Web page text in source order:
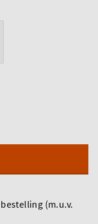
(m.u.v.